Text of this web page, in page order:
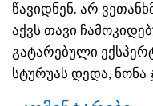
წავიდნენ. არ
აქვს თავი
გატარებული
სტურუას დედა, ნონა